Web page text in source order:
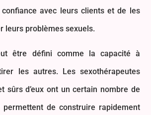
avec leurs clients et de les
leurs problèmes sexuels.
être défini comme la capacité à
les autres. Les sexothérapeutes
sûrs d’eux ont un certain nombre de
de construire rapidement